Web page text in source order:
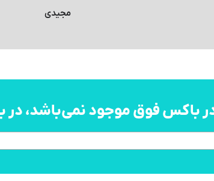
مجیدی
باکس فوق موجود نمی‌باشد،